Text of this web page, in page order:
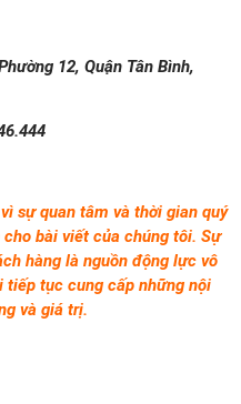
12, Quận Tân Bình,
sự quan tâm và thời gian quý
bài viết của chúng tôi. Sự
hàng là nguồn động lực vô
tiếp tục cung cấp những nội
và giá trị.